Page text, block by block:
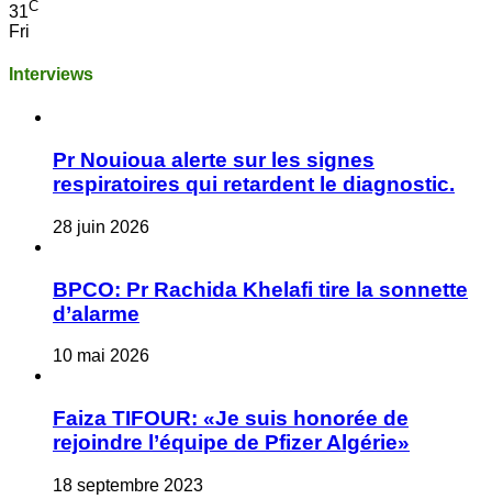
31C
Fri
Interviews
Pr Nouioua alerte sur les signes
respiratoires qui retardent le diagnostic.
28 juin 2026
BPCO: Pr Rachida Khelafi tire la sonnette
d’alarme
10 mai 2026
Faiza TIFOUR: «Je suis honorée de
rejoindre l’équipe de Pfizer Algérie»
18 septembre 2023